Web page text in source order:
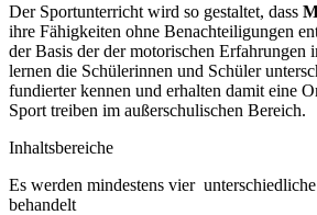
Der Sportunterricht wird so gestaltet, dass
ihre Fähigkeiten ohne Benachteiligungen
der Basis der der motorischen Erfahrungen
lernen die Schülerinnen und Schüler
fundierter kennen und erhalten damit eine
Sport treiben im außerschulischen Bereich.
Inhaltsbereiche
Es werden mindestens vier
behandelt